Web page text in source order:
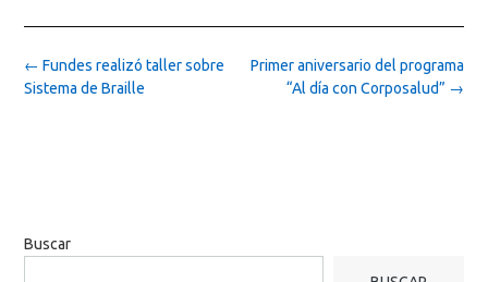
Post
navigation
Primer aniversario del programa
“Al día con Corposalud” →
← Fundes realizó taller sobre
Sistema de Braille
Buscar